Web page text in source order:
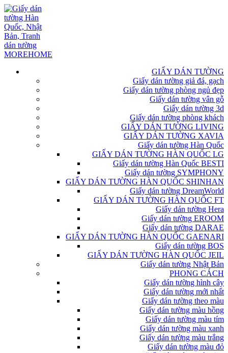
GIẤY DÁN TƯỜNG
Giấy dán tường giả đá, gạch
Giấy dán tường phòng ngủ đẹp
Giấy dán tường vân gỗ
Giấy dán tường 3d
Giấy dán tường phòng khách
GIẤY DÁN TƯỜNG LIVING
GIẤY DÁN TƯỜNG XAVIA
Giấy dán tường Hàn Quốc
GIẤY DÁN TƯỜNG HÀN QUỐC LG
Giấy dán tường Hàn Quốc BESTI
Giấy dán tường SYMPHONY
GIẤY DÁN TƯỜNG HÀN QUỐC SHINHAN
Giấy dán tường DreamWorld
GIẤY DÁN TƯỜNG HÀN QUỐC FT
Giấy dán tường Hera
Giấy dán tường EROOM
Giấy dán tường DARAE
GIẤY DÁN TƯỜNG HÀN QUỐC GAENARI
Giấy dán tường BOS
GIẤY DÁN TƯỜNG HÀN QUỐC JEIL
Giấy dán tường Nhật Bản
PHONG CÁCH
Giấy dán tường hình cây
Giấy dán tường mới nhất
Giấy dán tường theo màu
Giấy dán tường màu hồng
Giấy dán tường màu tím
Giấy dán tường màu xanh
Giấy dán tường màu trắng
Giấy dán tường màu đỏ